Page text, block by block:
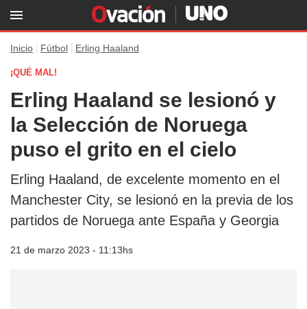
Inicio Fútbol Erling Haaland
¡QUÉ MAL!
Erling Haaland se lesionó y
la Selección de Noruega
puso el grito en el cielo
Erling Haaland, de excelente momento en el
Manchester City, se lesionó en la previa de los
partidos de Noruega ante España y Georgia
21 de marzo 2023 - 11:13hs